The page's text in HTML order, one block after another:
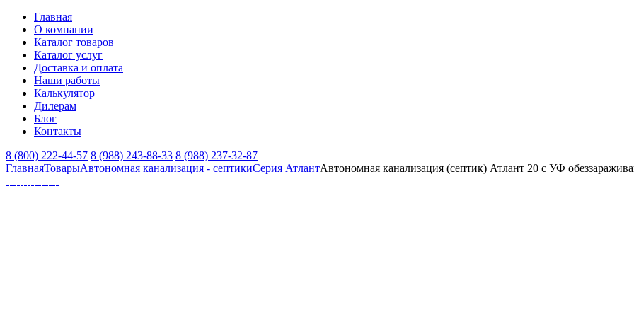
Главная
О компании
Каталог товаров
Каталог услуг
Доставка и оплата
Наши работы
Калькулятор
Дилерам
Блог
Контакты
8 (800) 222-44-57 8 (988) 243-88-33 8 (988) 237-32-87
ГлавнаяТоварыАвтономная канализация - септикиСерия АтлантАвтономная канализация (септик) Атлант 20 с УФ